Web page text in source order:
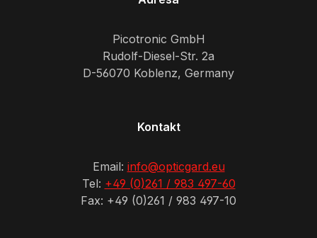
Picotronic GmbH
Rudolf-Diesel-Str. 2a
D-56070 Koblenz, Germany
Kontakt
Email: info@opticgard.eu
Tel: +49 (0)261 / 983 497-60
Fax: +49 (0)261 / 983 497-10